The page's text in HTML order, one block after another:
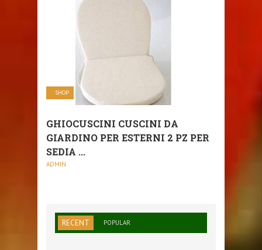
SHOP
GHIOCUSCINI CUSCINI DA
GIARDINO PER ESTERNI 2 PZ PER
SEDIA ...
ADMIN
RECENT POPULAR